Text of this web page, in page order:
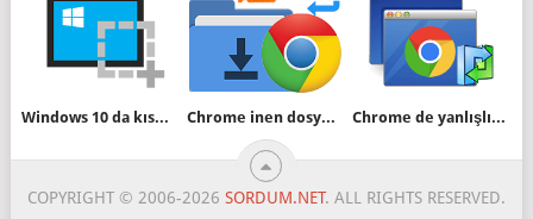
Windows 10 da kısmi ekran görüntüsü alma Chrome inen dosyanın nereye kaydedileceğini sorsun Chrome de yanlışlıkla kapatılan pencereyi tekrar açalım
COPYRIGHT © 2006-2026 SORDUM.NET. ALL RIGHTS RESERVED.